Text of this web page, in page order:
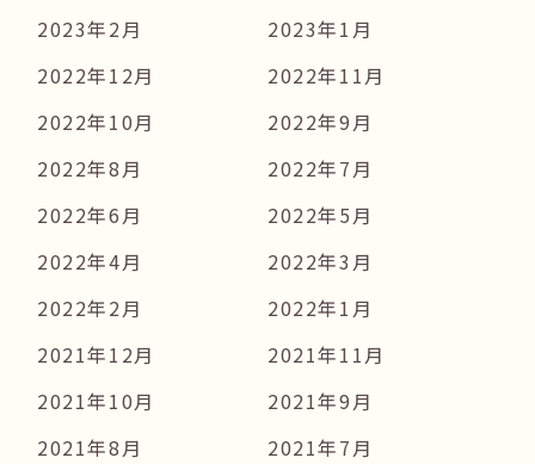
2023年2月
2023年1月
2022年12月
2022年11月
2022年10月
2022年9月
2022年8月
2022年7月
2022年6月
2022年5月
2022年4月
2022年3月
2022年2月
2022年1月
2021年12月
2021年11月
2021年10月
2021年9月
2021年8月
2021年7月